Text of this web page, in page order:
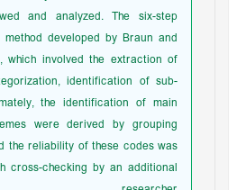
and analyzed. The six-step
method developed by Braun and
which involved the extraction of
identification of sub-
the identification of main
were derived by grouping
the reliability of these codes was
cross-checking by an additional